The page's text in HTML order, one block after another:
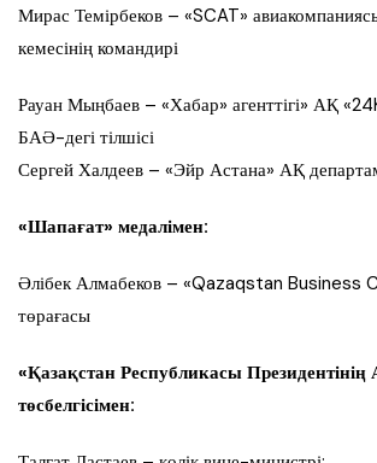
Мирас Темірбеков – «SCAT»
кемесінің командирі
Рауан Мыңбаев – «Хабар» агенттігі» АҚ
БАӘ-дегі тілшісі
Сергей Халдеев – «Эйр Астана» АҚ
«Шапағат» медалімен:
Әлібек Алмабеков – «Qazaqstan Business
төрағасы
«Қазақстан Республикасы
төсбелгісімен: